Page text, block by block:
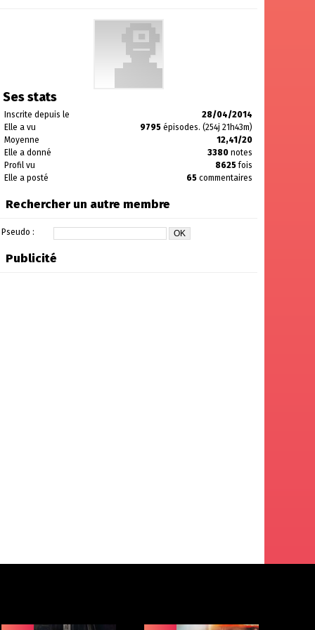
Ses stats
Inscrite depuis le
28/04/2014
Elle a vu
9795 épisodes. (254j 21h43m)
Moyenne
12,41/20
Elle a donné
3380 notes
Profil vu
8625fois
Elle a posté
65 commentaires
Rechercher un autre membre
Pseudo :
Publicité